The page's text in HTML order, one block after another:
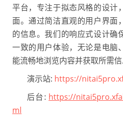
平台，专注于拟态风格的设计
面。通过简洁直观的用户界面
的信息。我们的响应式设计确
一致的用户体验，无论是电脑
能流畅地浏览内容并获取所需信
演示站: https://
后台: https://
ml